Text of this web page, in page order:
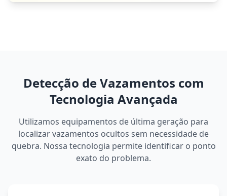
Detecção de Vazamentos com
Tecnologia Avançada
Utilizamos equipamentos de última geração para
localizar vazamentos ocultos sem necessidade de
quebra. Nossa tecnologia permite identificar o ponto
exato do problema.